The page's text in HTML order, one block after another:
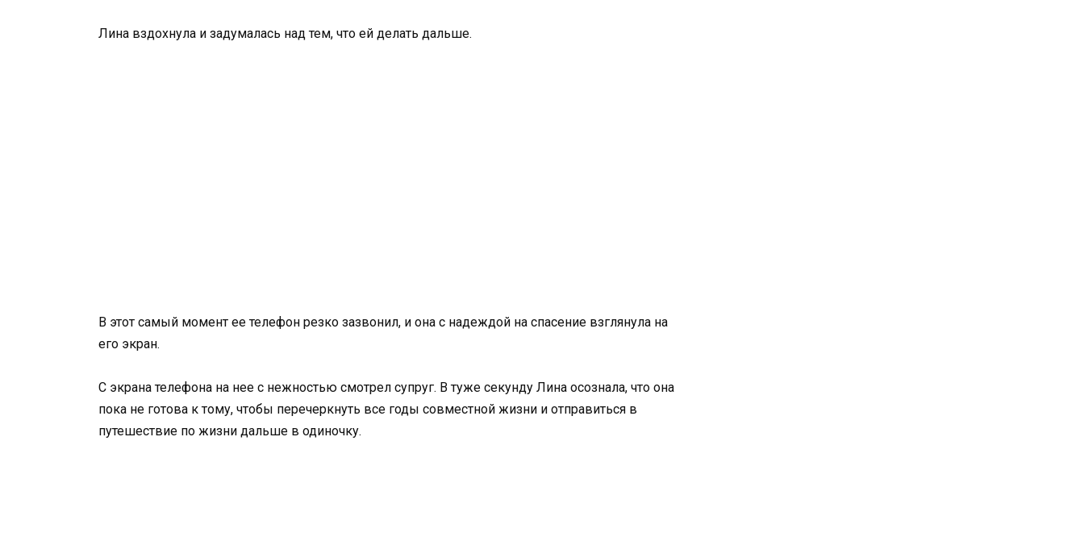
Лина вздохнула и задумалась над тем, что ей делать дальше.
В этот самый момент ее телефон резко зазвонил, и она с надеждой на спасение взглянула на
его экран.
С экрана телефона на нее с нежностью смотрел супруг. В туже секунду Лина осознала, что она
пока не готова к тому, чтобы перечеркнуть все годы совместной жизни и отправиться в
путешествие по жизни дальше в одиночку.